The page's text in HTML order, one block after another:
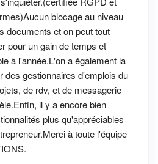
blocage au niveau
documents et on peut tout
pour un gain de temps et
à l'année.L'on a également la
des gestionnaires d'emplois du
de rdv, et de messagerie
il y a encore bien
plus qu'appréciables
à toute l'équipe